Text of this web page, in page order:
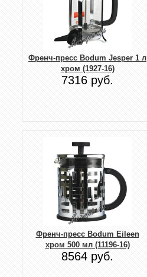
Френч-пресс Bodum Jesper 1 л
хром (1927-16)
7316 руб.
Френч-пресс Bodum Eileen
хром 500 мл (11196-16)
8564 руб.